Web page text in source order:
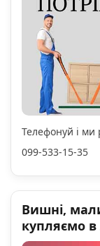
Телефонуй і ми
099-533-15-35
Вишні,
купляємо в